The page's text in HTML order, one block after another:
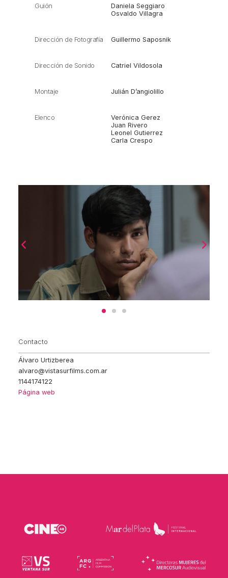
Guión
Daniela Seggiaro
Osvaldo Villagra
Dirección de Fotografía Guillermo Saposnik
Dirección de Sonido Catriel Vildosola
Montaje Julián D’angiolillo
Elenco
Verónica Gerez
Juan Rivero
Leonel Gutierrez
Carla Crespo
Contacto
Álvaro Urtizberea
alvaro@vistasurfilms.com.ar
1144174122
Página web